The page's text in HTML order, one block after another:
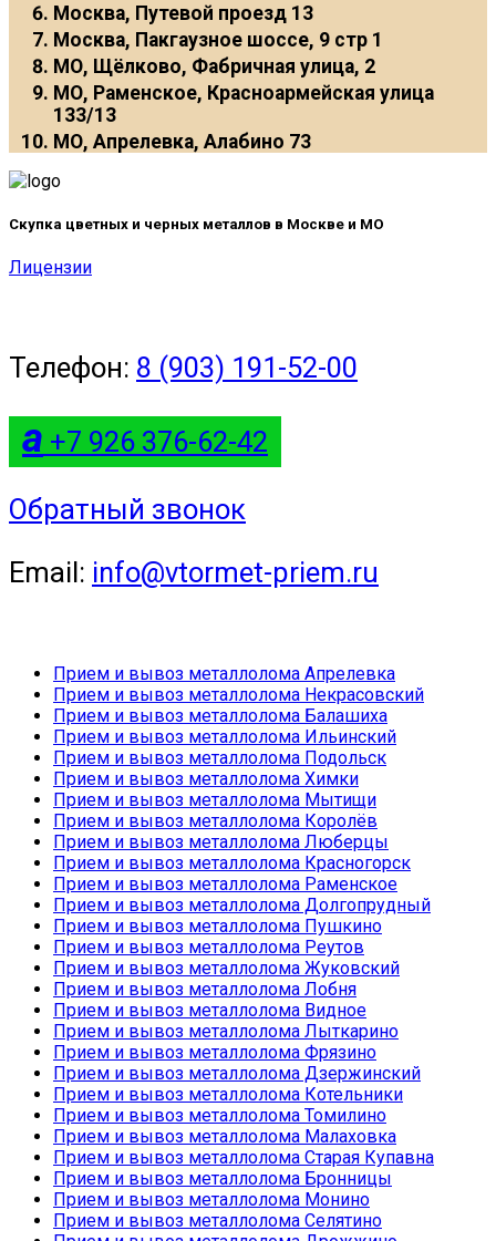
Москва, Путевой проезд 13
Москва, Пакгаузное шоссе, 9 стр 1
МО, Щёлково, Фабричная улица, 2
МО, Раменское, Красноармейская улица
133/13
МО, Апрелевка, Алабино 73
Скупка цветных и черных металлов в Москве и МО
Лицензии
Телефон: 8 (903) 191-52-00
a +7 926 376-62-42
Обратный звонок
Email: info@vtormet-priem.ru
Прием и вывоз металлолома Апрелевка
Прием и вывоз металлолома Некрасовский
Прием и вывоз металлолома Балашиха
Прием и вывоз металлолома Ильинский
Прием и вывоз металлолома Подольск
Прием и вывоз металлолома Химки
Прием и вывоз металлолома Мытищи
Прием и вывоз металлолома Королёв
Прием и вывоз металлолома Люберцы
Прием и вывоз металлолома Красногорск
Прием и вывоз металлолома Раменское
Прием и вывоз металлолома Долгопрудный
Прием и вывоз металлолома Пушкино
Прием и вывоз металлолома Реутов
Прием и вывоз металлолома Жуковский
Прием и вывоз металлолома Лобня
Прием и вывоз металлолома Видное
Прием и вывоз металлолома Лыткарино
Прием и вывоз металлолома Фрязино
Прием и вывоз металлолома Дзержинский
Прием и вывоз металлолома Котельники
Прием и вывоз металлолома Томилино
Прием и вывоз металлолома Малаховка
Прием и вывоз металлолома Старая Купавна
Прием и вывоз металлолома Бронницы
Прием и вывоз металлолома Монино
Прием и вывоз металлолома Селятино